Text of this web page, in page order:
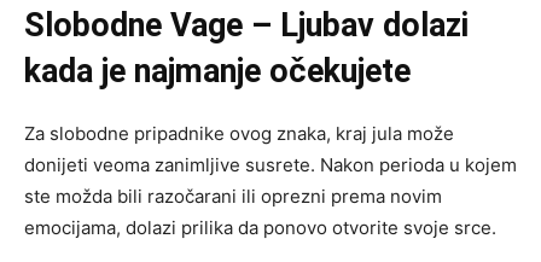
Slobodne Vage – Ljubav dolazi
kada je najmanje očekujete
Za slobodne pripadnike ovog znaka, kraj jula može
donijeti veoma zanimljive susrete. Nakon perioda u kojem
ste možda bili razočarani ili oprezni prema novim
emocijama, dolazi prilika da ponovo otvorite svoje srce.